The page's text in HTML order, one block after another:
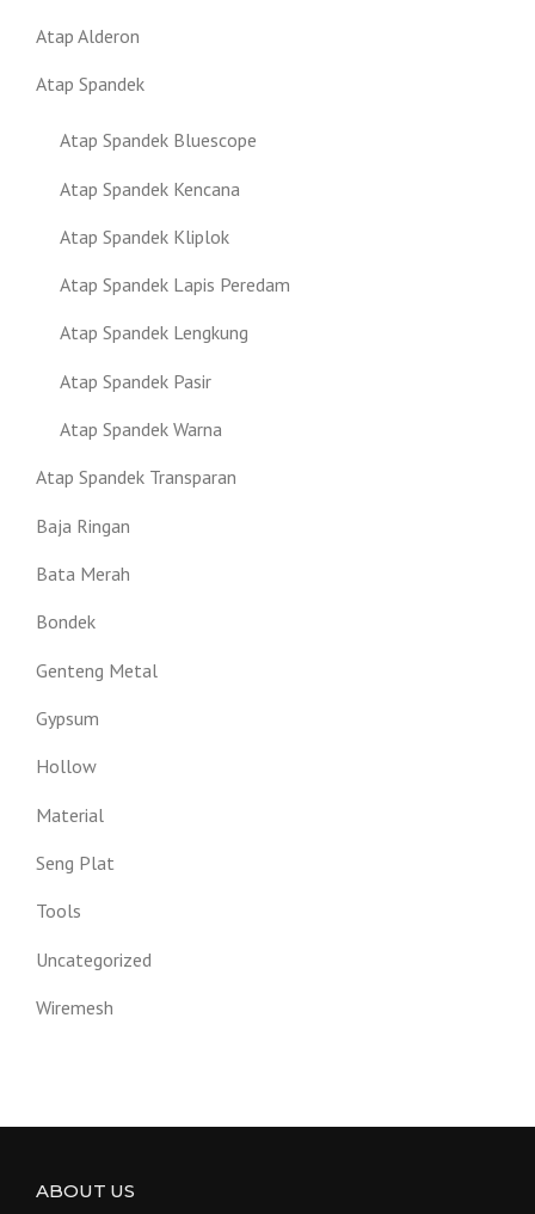
Atap Alderon
Atap Spandek
Atap Spandek Bluescope
Atap Spandek Kencana
Atap Spandek Kliplok
Atap Spandek Lapis Peredam
Atap Spandek Lengkung
Atap Spandek Pasir
Atap Spandek Warna
Atap Spandek Transparan
Baja Ringan
Bata Merah
Bondek
Genteng Metal
Gypsum
Hollow
Material
Seng Plat
Tools
Uncategorized
Wiremesh
ABOUT US